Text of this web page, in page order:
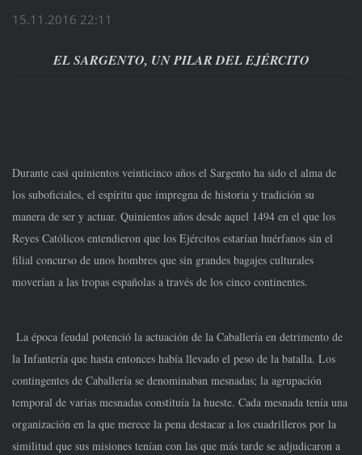
15.11.2016 22:11
EL SARGENTO, UN PILAR DEL EJÉRCITO
Durante casi quinientos veinticinco años el Sargento ha sido el alma de
los suboficiales, el espíritu que impregna de historia y tradición su
manera de ser y actuar. Quinientos años desde aquel 1494 en el que los
Reyes Católicos entendieron que los Ejércitos estarían huérfanos sin el
filial concurso de unos hombres que sin grandes bagajes culturales
moverían a las tropas españolas a través de los cinco continentes.
La época feudal potenció la actuación de la Caballería en detrimento de
la Infantería que hasta entonces había llevado el peso de la batalla. Los
contingentes de Caballería se denominaban mesnadas; la agrupación
temporal de varias mesnadas constituía la hueste. Cada mesnada tenía una
organización en la que merece la pena destacar a los cuadrilleros por la
similitud que sus misiones tenían con las que más tarde se adjudicaron a